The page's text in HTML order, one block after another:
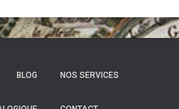
BLOG NOS SERVICES